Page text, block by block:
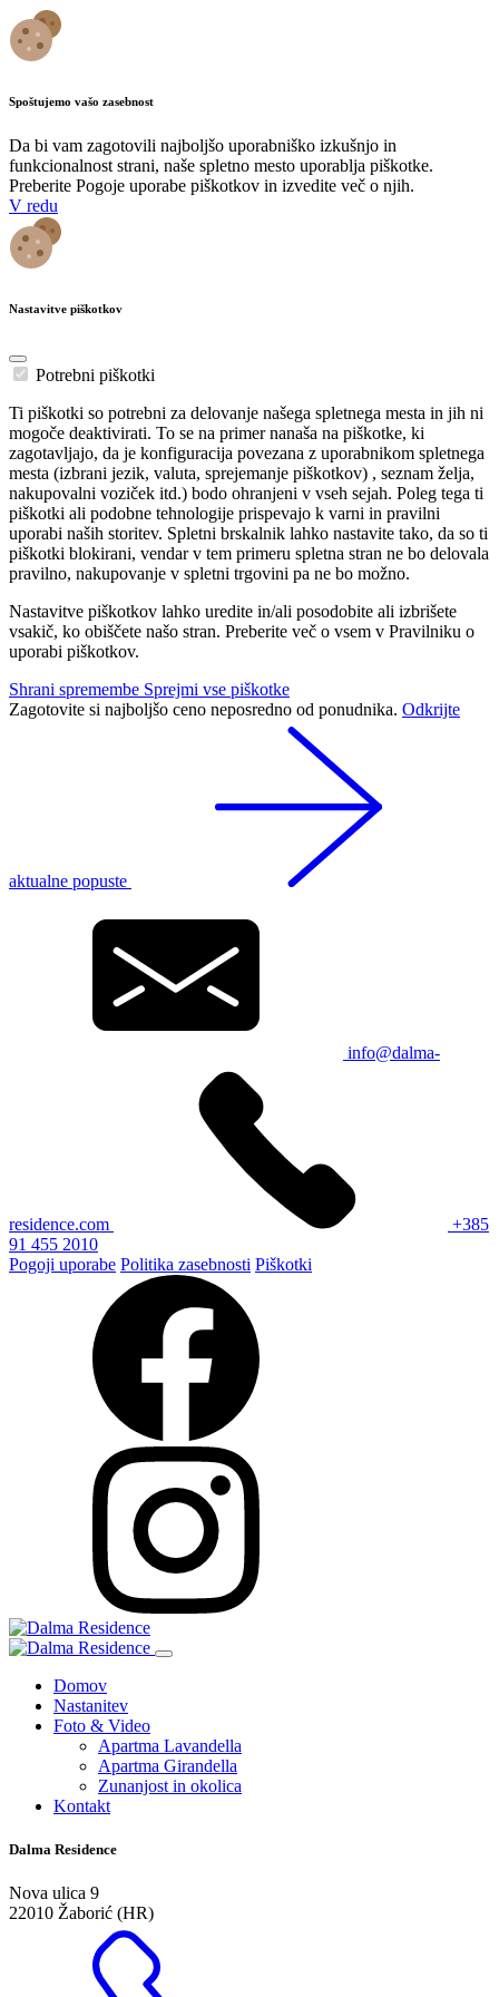
Spoštujemo vašo zasebnost
Da bi vam zagotovili najboljšo uporabniško izkušnjo in
funkcionalnost strani, naše spletno mesto uporablja piškotke.
Preberite Pogoje uporabe piškotkov in izvedite več o njih.
V redu
Nastavitve piškotkov
Potrebni piškotki
Ti piškotki so potrebni za delovanje našega spletnega mesta in jih ni
mogoče deaktivirati. To se na primer nanaša na piškotke, ki
zagotavljajo, da je konfiguracija povezana z uporabnikom spletnega
mesta (izbrani jezik, valuta, sprejemanje piškotkov) , seznam želja,
nakupovalni voziček itd.) bodo ohranjeni v vseh sejah. Poleg tega ti
piškotki ali podobne tehnologije prispevajo k varni in pravilni
uporabi naših storitev. Spletni brskalnik lahko nastavite tako, da so ti
piškotki blokirani, vendar v tem primeru spletna stran ne bo delovala
pravilno, nakupovanje v spletni trgovini pa ne bo možno.
Nastavitve piškotkov lahko uredite in/ali posodobite ali izbrišete
vsakič, ko obiščete našo stran. Preberite več o vsem v Pravilniku o
uporabi piškotkov.
Shrani spremembe Sprejmi vse piškotke
Zagotovite si najboljšo ceno neposredno od ponudnika. Odkrijte
aktualne popuste
info@dalma-
residence.com
+385
91 455 2010
Pogoji uporabe Politika zasebnosti Piškotki
Domov
Nastanitev
Foto & Video
Apartma Lavandella
Apartma Girandella
Zunanjost in okolica
Kontakt
Dalma Residence
Nova ulica 9
22010 Žaborić (HR)